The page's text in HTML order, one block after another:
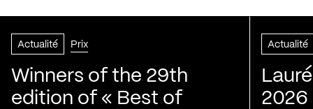
Actualité Prix
Winners of the 29th
edition of « Best of
Actualité
2026